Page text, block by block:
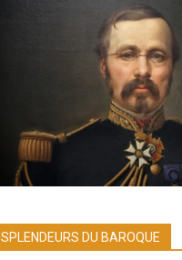
SPLENDEURS DU BAROQUE